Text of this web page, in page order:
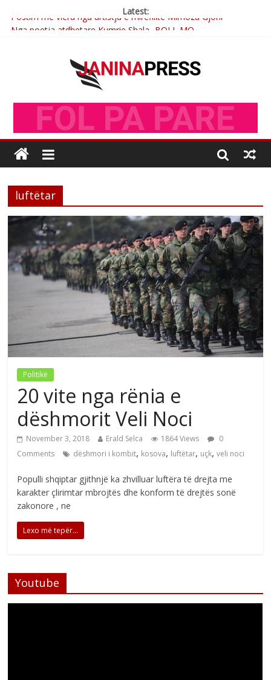
Latest:
Postim me vlera nga artistja e mirëfilltë Mimoza Gjoni
Nga poetja atdhetare Kumrie Shala -BOLL MO
Çlirimtari Mentor Mushkolaj nderohet me mirenjohje nga
Xhevdet Qeriqi Dega e invalidëve në Fushë Kosovë
luftëtar
Politikë
20 vite nga rënia e
dëshmorit Veli Noci
November 3, 2018 Erald Selca 1864 Views
0
Comments
dëshmori i kombit, kosova, luftëtar, uçk,veli noci
Populli shqiptar gjithnjë ka zhvilluar luftëra të drejta me
karakter çlirimtar mbrojtës dhe konform të drejtës sonë
zakonore , ne
Lexo më tepër...
Youtube